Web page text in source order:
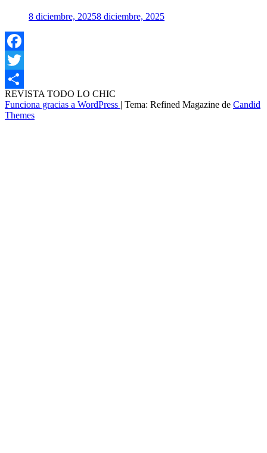
8 diciembre, 20258 diciembre, 2025
Facebook
Twitter
Compartir
REVISTA TODO LO CHIC
Funciona gracias a WordPress | Tema: Refined Magazine de Candid
Themes